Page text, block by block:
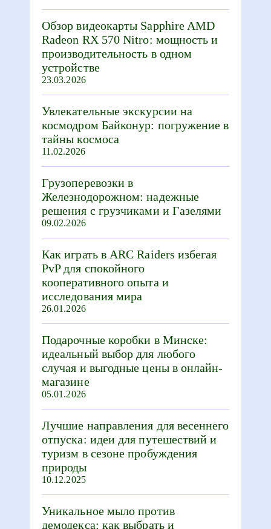
Обзор видеокарты Sapphire AMD
Radeon RX 570 Nitro: мощность и
производительность в одном
устройстве
23.03.2026
Увлекательные экскурсии на
космодром Байконур: погружение в
тайны космоса
11.02.2026
Грузоперевозки в
Железнодорожном: надежные
решения с грузчиками и Газелями
09.02.2026
Как играть в ARC Raiders избегая
PvP для спокойного
кооперативного опыта и
исследования мира
26.01.2026
Подарочные коробки в Минске:
идеальный выбор для любого
случая и выгодные цены в онлайн-
магазине
05.01.2026
Лучшие направления для весеннего
отпуска: идеи для путешествий и
туризм в сезоне пробуждения
природы
10.12.2025
Уникальное мыло против
демодекса: как выбрать и